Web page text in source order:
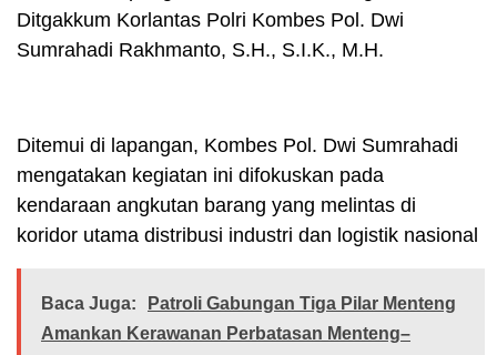
Ditgakkum Korlantas Polri Kombes Pol. Dwi
Sumrahadi Rakhmanto, S.H., S.I.K., M.H.
Ditemui di lapangan, Kombes Pol. Dwi Sumrahadi
mengatakan kegiatan ini difokuskan pada
kendaraan angkutan barang yang melintas di
koridor utama distribusi industri dan logistik nasional
Baca Juga:
Patroli Gabungan Tiga Pilar Menteng
Amankan Kerawanan Perbatasan Menteng–